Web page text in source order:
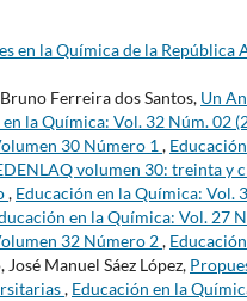
en la Química de la República
Ferreira dos Santos, Un
la Química: Vol. 32 Núm. 02
30 Número 1 ,
volumen 30: treinta y
, Educación en la Química: Vol.
en la Química: Vol. 27
32 Número 2,
Manuel Sáez López,
, Educación en la